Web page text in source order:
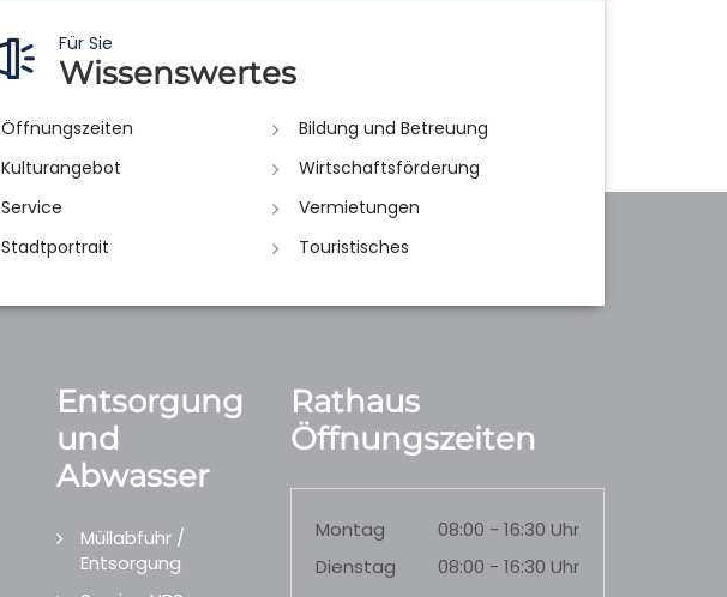
Für Sie
Wissenswertes
Öffnungszeiten
Bildung und Betreuung
Kulturangebot
Wirtschaftsförderung
Service
Vermietungen
Stadtportrait
Touristisches
Entsorgung
und
Abwasser
Müllabfuhr /
Entsorgung
Rathaus
Öffnungszeiten
Montag
08:00 - 16:30 Uhr
Dienstag
08:00 - 16:30 Uhr